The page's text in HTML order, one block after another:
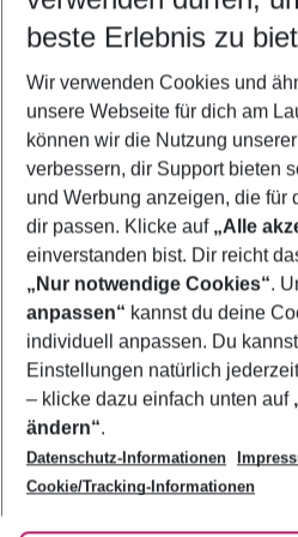
5-8
2 Erwachsene Keine Kinder
Mehr Filter
Footer
Footer navigation
Über uns
AGB
Bestpreisgarantie
Cookie-Einstellungen ändern
Cookie-Richtlinie
Agenturbetreuung
Barrierefreies Reisen
Folge uns
beste Erlebnis zu
Wir verwenden Cookies und
unsere Webseite für dich am
können wir die Nutzung
verbessern, dir Support bieten
und Werbung anzeigen, die für
dir passen. Klicke auf „Alle
einverstanden bist. Dir reicht
„Nur notwendige Cookies“.
anpassen“ kannst du deine
individuell anpassen. Du
Einstellungen natürlich
– klicke dazu einfach unten auf
ändern“.
Datenschutz-Informationen
Cookie/Tracking-Informationen